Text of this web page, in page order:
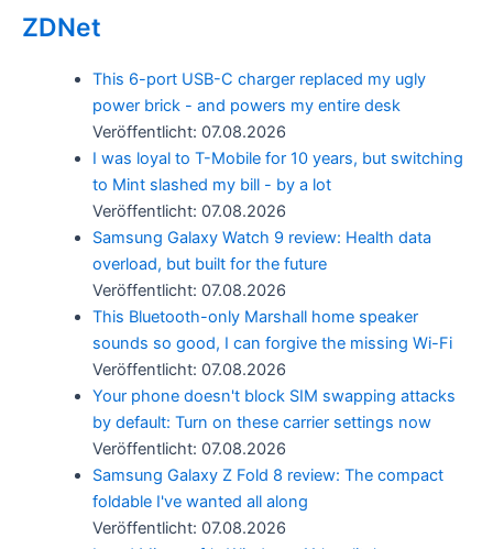
ZDNet
This 6-port USB-C charger replaced my ugly
power brick - and powers my entire desk
Veröffentlicht: 07.08.2026
I was loyal to T-Mobile for 10 years, but switching
to Mint slashed my bill - by a lot
Veröffentlicht: 07.08.2026
Samsung Galaxy Watch 9 review: Health data
overload, but built for the future
Veröffentlicht: 07.08.2026
This Bluetooth-only Marshall home speaker
sounds so good, I can forgive the missing Wi-Fi
Veröffentlicht: 07.08.2026
Your phone doesn't block SIM swapping attacks
by default: Turn on these carrier settings now
Veröffentlicht: 07.08.2026
Samsung Galaxy Z Fold 8 review: The compact
foldable I've wanted all along
Veröffentlicht: 07.08.2026